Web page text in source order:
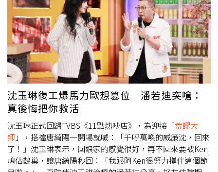
任的沈玉琳表示，第一次接到節目企劃時，認為製作單位
「奇思妙想」？！因為現今節目在製作上所面臨的困境，就
是要找新穎的主題很不容易，沈玉琳說：「與其靠企劃群每
天挖空心思，那不如取之社會用之社會，將網路熱門話題帶
到節目中，這也顛覆了台灣節目製作近年來尋找題目的想
像。」面對與時俱進的網路社群的使用習慣與看法，沈玉琳
坦言自己沒太多嗜好，私下時間幾乎用在了解時事動態，除
了會看首頁推播新聞，還會瀏覽粉絲團、社群熱門話題，沈
玉琳開玩笑說：「說我無聊也是夠無聊，但也因此我應該還
算是演藝圈50歲以上藝人當中最跟得上流行的，這也是為什
麼我持續不斷受到追捧的原因，就是我永遠不會落後時
代。」面對外界關心的身體狀況，沈玉琳認為要活就要動，
他表示自己曾經在家休息了3天，到第4天就覺得再這樣下去
會生病，他逗趣回應：「所以大家看我很愛賺錢倒也不是，
沈玉琳復工爆馬力歐想篡位 潘若迪突嗆：
真後悔把你救活
沈玉琳正式回歸TVBS《11點熱吵店》，為迎接「荒謬大
師 」，搭檔唐綺陽一開場就喊：「千呼萬喚的威廉沈，回來
了！」沈玉琳表示，回娘家的感覺很好，再不回來要被Ken
鳩佔鵲巢，讓唐綺陽秒回：「我跟阿Ken很努力撐住這個節